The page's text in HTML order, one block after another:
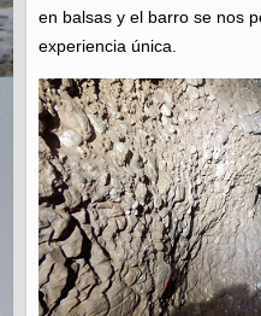
en balsas y el barro se nos
experiencia única.